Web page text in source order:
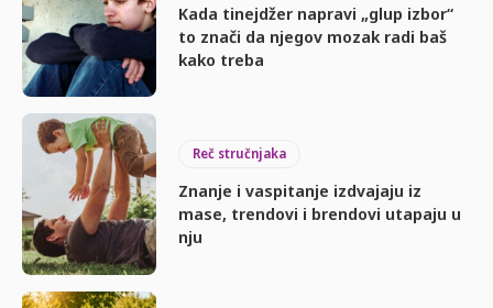
Kada tinejdžer napravi „glup izbor“
to znači da njegov mozak radi baš
kako treba
Reč stručnjaka
Znanje i vaspitanje izdvajaju iz
mase, trendovi i brendovi utapaju u
nju